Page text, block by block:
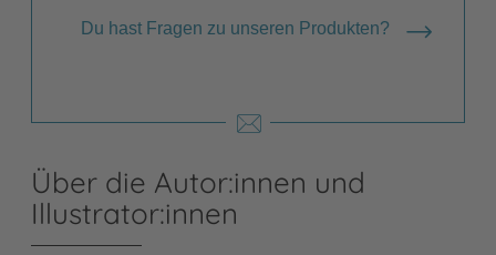
Du hast Fragen zu unseren Produkten?
Über die Autor:innen und
Illustrator:innen